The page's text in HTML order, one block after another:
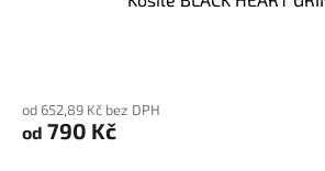
od 652,89 Kč bez DPH
od 790 Kč